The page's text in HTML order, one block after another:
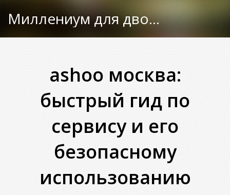
Миллениум для двоих
ashoo москва:
быстрый гид по
сервису и его
безопасному
использованию